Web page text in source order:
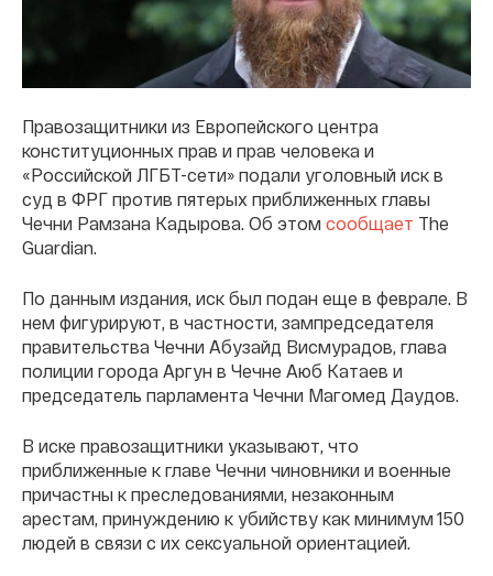
Правозащитники из Европейского центра
конституционных прав и прав человека и
«Российской ЛГБТ-сети» подали уголовный иск в
суд в ФРГ против пятерых приближенных главы
Чечни Рамзана Кадырова. Об этом сообщает The
Guardian.
По данным издания, иск был подан еще в феврале. В
нем фигурируют, в частности, зампредседателя
правительства Чечни Абузайд Висмурадов, глава
полиции города Аргун в Чечне Аюб Катаев и
председатель парламента Чечни Магомед Даудов.
В иске правозащитники указывают, что
приближенные к главе Чечни чиновники и военные
причастны к преследованиями, незаконным
арестам, принуждению к убийству как минимум 150
людей в связи с их сексуальной ориентацией.